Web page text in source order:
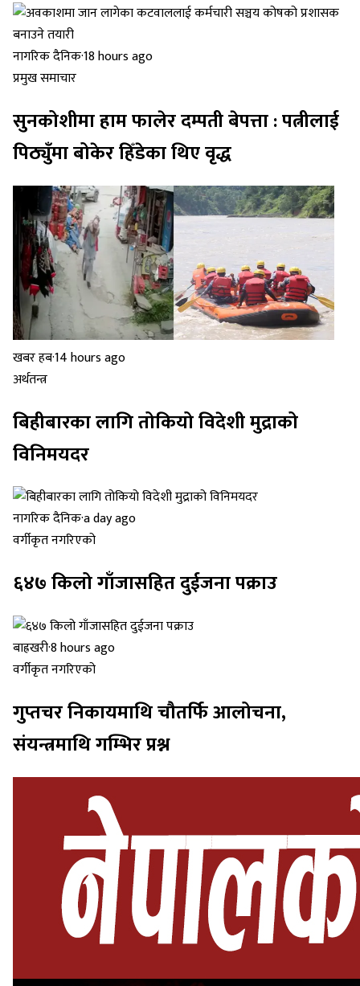
नागरिक दैनिक·18 hours ago
प्रमुख समाचार
सुनकोशीमा हाम फालेर दम्पती बेपत्ता : पत्नीलाई
पिठ्युँमा बोकेर हिँडेका थिए वृद्ध
खबर हब·14 hours ago
अर्थतन्त्र
बिहीबारका लागि तोकियो विदेशी मुद्राको
विनिमयदर
नागरिक दैनिक·a day ago
वर्गीकृत नगरिएको
६४७ किलो गाँजासहित दुईजना पक्राउ
बाह्रखरी·8 hours ago
वर्गीकृत नगरिएको
गुप्तचर निकायमाथि चौतर्फि आलोचना,
संयन्त्रमाथि गम्भिर प्रश्न